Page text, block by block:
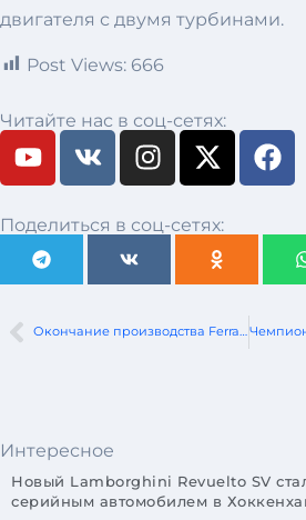
двигателя с двумя турбинами.
Post Views: 666
Читайте нас в соц-сетях:
Поделиться в соц-сетях:
Окончание производства Ferrari SF90 Stradale и 812 GTS
Интересное
Новый Lamborghini Revuelto SV
серийным автомобилем в